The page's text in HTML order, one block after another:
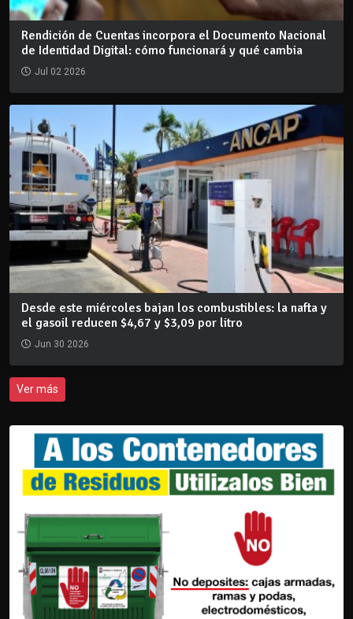
Rendición de Cuentas incorpora el Documento Nacional
de Identidad Digital: cómo funcionará y qué cambia
Jul 02 2026
Desde este miércoles bajan los combustibles: la nafta y
el gasoil reducen $4,67 y $3,09 por litro
Jun 30 2026
Ver más